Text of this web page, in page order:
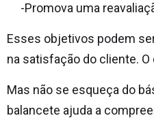
-Promova uma
Esses objetivos podem
na satisfação do cliente.
Mas não se esqueça do
balancete ajuda a